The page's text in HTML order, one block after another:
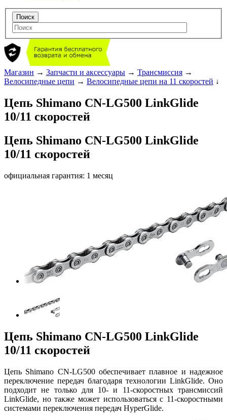
Магазин → Запчасти и аксессуары → Трансмиссия →
Велосипедные цепи → Велосипедные цепи на 11 скоростей ↓
Цепь Shimano CN-LG500 LinkGlide
10/11 скоростей
Цепь Shimano CN-LG500 LinkGlide
10/11 скоростей
официальная гарантия: 1 месяц
Цепь Shimano CN-LG500 LinkGlide
10/11 скоростей
Цепь Shimano CN-LG500 обеспечивает плавное и надежное
переключение передач благодаря технологии LinkGlide. Оно
подходит не только для 10- и 11-скоростных трансмиссий
LinkGlide, но также может использоваться с 11-скоростными
системами переключения передач HyperGlide.